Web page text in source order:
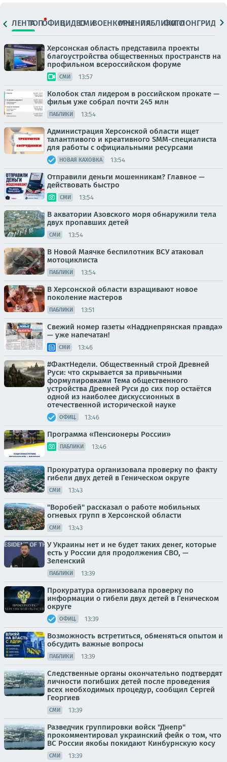
ЛЕНТАТОПОФИЦ.ВИДЕОСМИВОЕНКОРЫМНЕНИЯПАБЛИКИ
ФОТОЛОНГРИДЫ
Херсонская область представила проекты
благоустройства общественных пространств на
профильном всероссийском форуме
СМИ 13:57
Колобок стал лидером в российском прокате —
фильм уже собрал почти 245 млн
ПАБЛИКИ 13:54
Администрация Херсонской области ищет
талантливого и креативного SMM-специалиста
для работы с официальными ресурсами
НОВАЯ КАХОВКА 13:54
Отправили деньги мошенникам? Главное —
действовать быстро
СМИ 13:54
В акватории Азовского моря обнаружили тела
двух пропавших детей
СМИ 13:54
В Новой Маячке беспилотник ВСУ атаковал
мотоциклиста
ПАБЛИКИ 13:54
В Херсонской области взращивают новое
поколение мастеров
ПАБЛИКИ 13:51
Свежий номер газеты «Надднепрянская правда»
— уже напечатан!
СМИ 13:46
#ФактНедели. Общественный строй Древней
Руси: что скрывается за привычными
формулировками Тема общественного
устройства Древней Руси до сих пор остаётся
одной из наиболее дискуссионных в
отечественной исторической науке
ОФИЦ. 13:46
Программа «Пенсионеры России»
ПАБЛИКИ 13:46
Прокуратура организовала проверку по факту
гибели двух детей в Геническом округе
СМИ 13:43
"Воробей" рассказал о работе мобильных
огневых групп в Херсонской области
СМИ 13:43
У Украины нет и не будет таких денег, которые
есть у России для продолжения СВО, —
Зеленский
ПАБЛИКИ 13:39
Прокуратура организовала проверку по
информации о гибели двух детей в Геническом
округе
ОФИЦ. 13:39
Возможность встретиться, обменяться опытом и
обсудить важные вопросы
ПАБЛИКИ 13:39
Следственные органы окончательно подтвердят
личности погибших детей после проведения
всех необходимых процедур, сообщил Сергей
Георгиев
СМИ 13:39
Разведчик группировки войск "Днепр"
прокомментировал украинский фейк о том, что
ВС России якобы покидают Кинбурнскую косу
СМИ 13:39